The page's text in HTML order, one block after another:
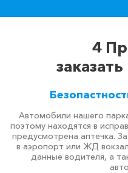
4
Автомобили нашего
поэтому находятся в
предусмотрена аптечка.
в аэропорт или ЖД
данные водителя, а